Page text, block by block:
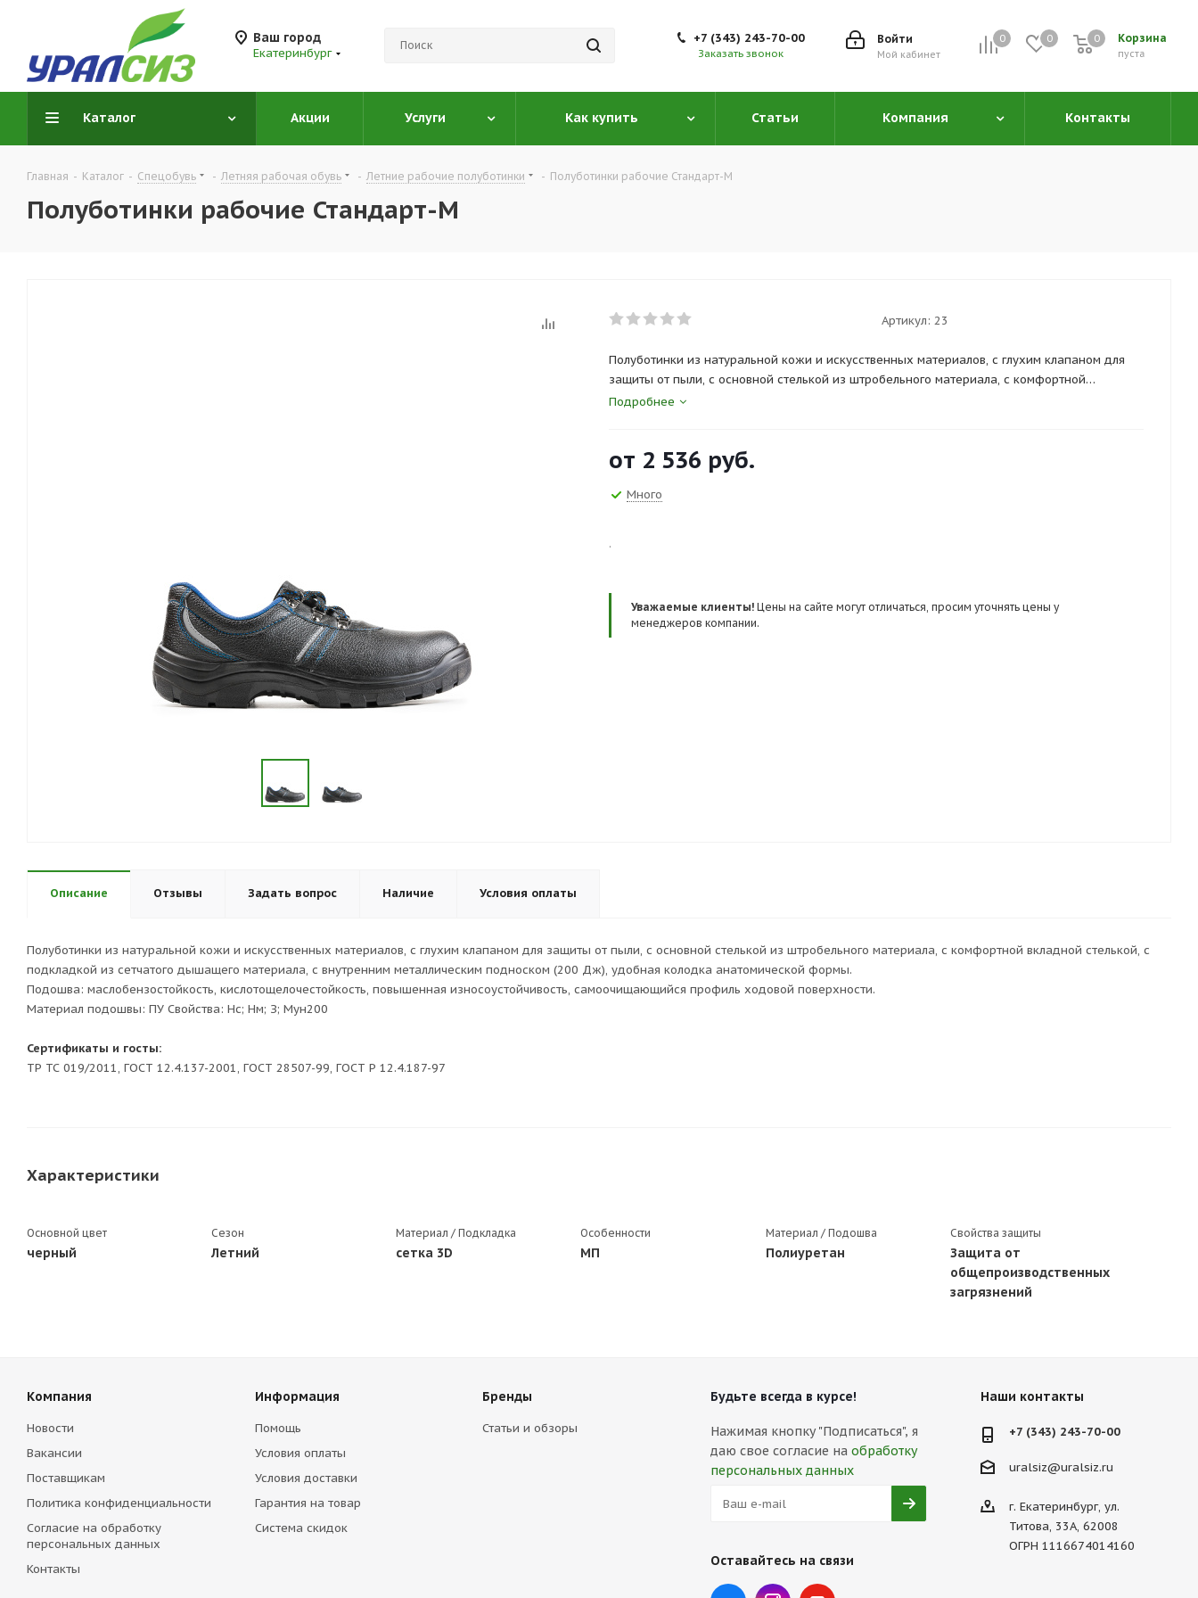
Ваш город
Екатеринбург
0 0 Корзина
0
пуста
0
Войти
Мой кабинет
+7 (343) 243-70-00
Заказать звонок
Каталог Акции Услуги Как купить Статьи Компания Контакты
Главная - Каталог - Спецобувь - Летняя рабочая обувь - Летние рабочие полуботинки - Полуботинки рабочие Стандарт-М
Полуботинки рабочие Стандарт-М
Артикул: 23
Полуботинки из натуральной кожи и искусственных материалов, с глухим клапаном для
защиты от пыли, с основной стелькой из штробельного материала, с комфортной
вкладной стелькой, с подкладкой из сетчатого дышащего материала, с внутренним
износоустойчивость, самоочищающийся профиль ходовой поверхности.
Материал подошвы: ПУ Свойства: Нс; Нм; З; Мун200
Подробнее
от 2 536 руб.
Много
.
Уважаемые клиенты! Цены на сайте могут отличаться, просим уточнять цены у
менеджеров компании.
Описание Отзывы Задать вопрос Наличие Условия оплаты
Полуботинки из натуральной кожи и искусственных материалов, с глухим клапаном для защиты от пыли, с основной стелькой из штробельного материала, с комфортной вкладной стелькой, с
подкладкой из сетчатого дышащего материала, с внутренним металлическим подноском (200 Дж), удобная колодка анатомической формы.
Подошва: маслобензостойкость, кислотощелочестойкость, повышенная износоустойчивость, самоочищающийся профиль ходовой поверхности.
Материал подошвы: ПУ Свойства: Нс; Нм; З; Мун200
Сертификаты и госты:
ТР ТС 019/2011, ГОСТ 12.4.137-2001, ГОСТ 28507-99, ГОСТ Р 12.4.187-97
Характеристики
Основной цвет
черный
Сезон
Летний
Материал / Подкладка
сетка 3D
Особенности
МП
Материал / Подошва
Полиуретан
Свойства защиты
Защита от
общепроизводственных
загрязнений
Компания
Новости
Вакансии
Поставщикам
Политика конфиденциальности
Согласие на обработку
персональных данных
Контакты
Информация
Помощь
Условия оплаты
Условия доставки
Гарантия на товар
Система скидок
Бренды
Статьи и обзоры
Будьте всегда в курсе!
Нажимая кнопку "Подписаться", я
даю свое согласие на обработку
персональных данных
Оставайтесь на связи
Наши контакты
+7 (343) 243-70-00
uralsiz@uralsiz.ru
г. Екатеринбург, ул.
Титова, 33А, 62008
ОГРН 1116674014160